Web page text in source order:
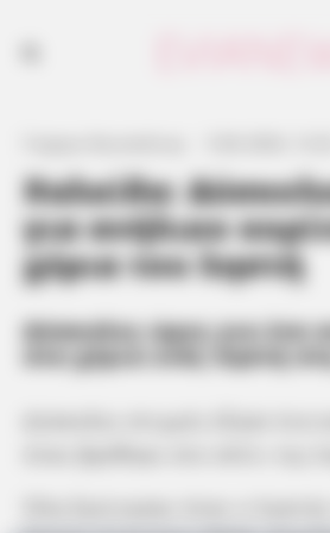
Χαλκίδα:
για ανήλικο
χέρια του ληστή
Δύσκολες ώρες για ένα